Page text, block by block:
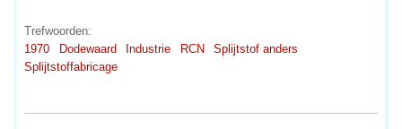
Trefwoorden:
1970
Dodewaard Industrie RCN
Splijtstof anders
Splijtstoffabricage